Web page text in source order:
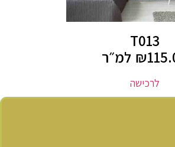
T013
₪ למ״ר
לרכישה